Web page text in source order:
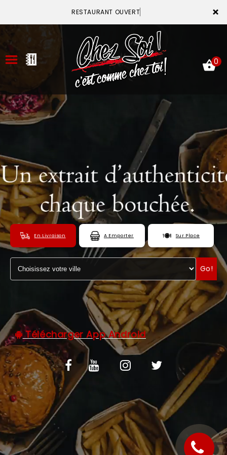
×
RESTAURANT OUVERT
ACCUEIL
VOTRE COMPTE
NOTRE RESTAURANT
VOS AVIS
MENTIONS LÉGALES
C.G.V
ZONES DE LIVRAISON
0
En Livraison A Emporter Sur Place
Go!
Télécharger App Android